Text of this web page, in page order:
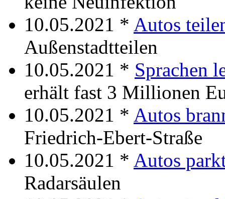
10.05.2021 * Autos
Außenstadtteilen
10.05.2021 * Sprachen
erhält fast 3 Millionen
10.05.2021 * Autos
Friedrich-Ebert-Straße
10.05.2021 * Autos
Radarsäulen